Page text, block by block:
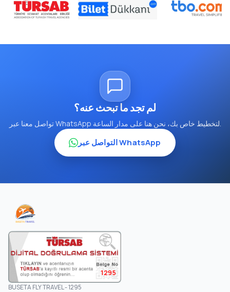
لم تجد ما تبحث عنه؟
تواصل معنا عبر WhatsApp لتخطيط خاص بك، نحن هنا على مدار الساعة.
التواصل عبر WhatsApp
1295
BUSETA FLY TRAVEL - 1295